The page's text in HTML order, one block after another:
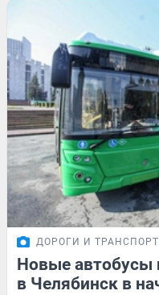
ДОРОГИ И ТРАНСПОРТ
Новые автобусы
в Челябинск в